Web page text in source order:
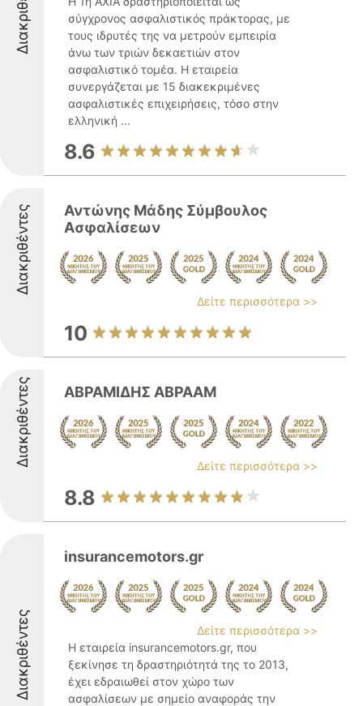
σύγχρονος ασφαλιστικός πράκτορας, με
τους ιδρυτές της να μετρούν εμπειρία
άνω των τριών δεκαετιών στον
ασφαλιστικό τομέα. Η εταιρεία
συνεργάζεται με 15 διακεκριμένες
ασφαλιστικές επιχειρήσεις, τόσο στην
ελληνική ...
8.6
Διακριθέντες
Αντώνης Μάδης Σύμβουλος
Ασφαλίσεων
Δείτε περισσότερα >>
10
Διακριθέντες ΑΒΡΑΜΙΔΗΣ ΑΒΡΑΑΜ
Δείτε περισσότερα >>
8.8
Διακριθέντες
insurancemotors.gr
Δείτε περισσότερα >>
Η εταιρεία insurancemotors.gr, που
ξεκίνησε τη δραστηριότητά της το 2013,
έχει εδραιωθεί στον χώρο των
ασφαλίσεων με σημείο αναφοράς την